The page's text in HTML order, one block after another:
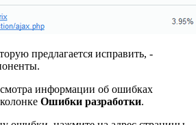
предлагается исправить, -
информации об ошибках
Ошибки разработки.